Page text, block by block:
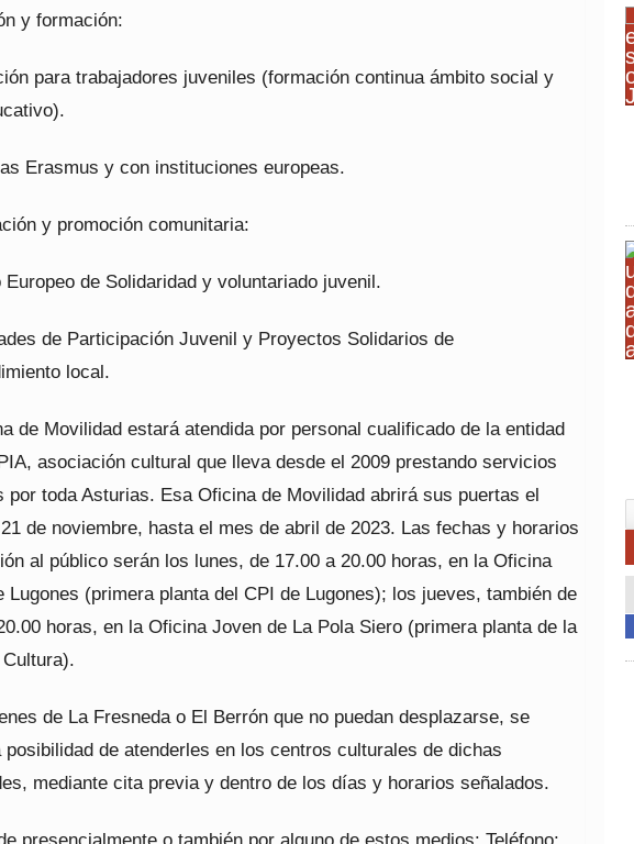
y formación:
para trabajadores juveniles (formación continua ámbito social y
Erasmus y con instituciones europeas.
y promoción comunitaria:
Europeo de Solidaridad y voluntariado juvenil.
de Participación Juvenil y Proyectos Solidarios de
local.
de Movilidad estará atendida por personal cualificado de la entidad
asociación cultural que lleva desde el 2009 prestando servicios
por toda Asturias. Esa Oficina de Movilidad abrirá sus puertas el
de noviembre, hasta el mes de abril de 2023. Las fechas y horarios
al público serán los lunes, de 17.00 a 20.00 horas, en la Oficina
Lugones (primera planta del CPI de Lugones); los jueves, también de
horas, en la Oficina Joven de La Pola Siero (primera planta de la
de La Fresneda o El Berrón que no puedan desplazarse, se
posibilidad de atenderles en los centros culturales de dichas
mediante cita previa y dentro de los días y horarios señalados.
presencialmente o también por alguno de estos medios: Teléfono: